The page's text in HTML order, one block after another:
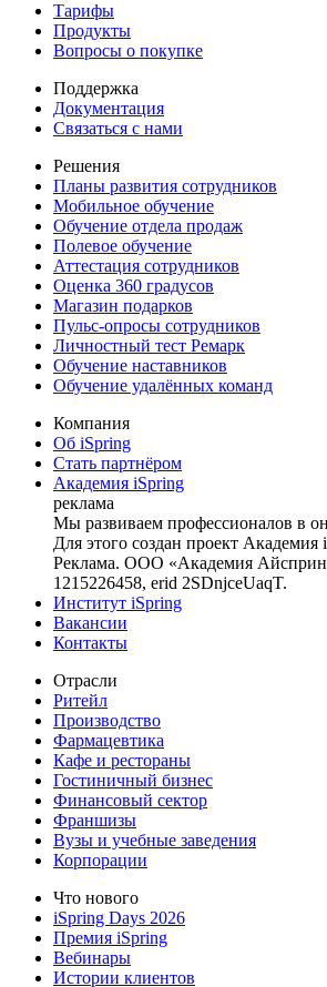
Тарифы
Продукты
Вопросы о покупке
Поддержка
Документация
Связаться с нами
Решения
Планы развития сотрудников
Мобильное обучение
Обучение отдела продаж
Полевое обучение
Аттестация сотрудников
Оценка 360 градусов
Магазин подарков
Пульс-опросы сотрудников
Личностный тест Ремарк
Обучение наставников
Обучение удалённых команд
Компания
Об iSpring
Стать партнёром
Академия iSpring
реклама
Мы развиваем профессионалов в
Для этого создан проект Академия
Реклама. ООО «Академия
1215226458, erid 2SDnjceUaqT.
Институт iSpring
Вакансии
Контакты
Отрасли
Ритейл
Производство
Фармацевтика
Кафе и рестораны
Гостиничный бизнес
Финансовый сектор
Франшизы
Вузы и учебные заведения
Корпорации
Что нового
iSpring Days 2026
Премия iSpring
Вебинары
Истории клиентов